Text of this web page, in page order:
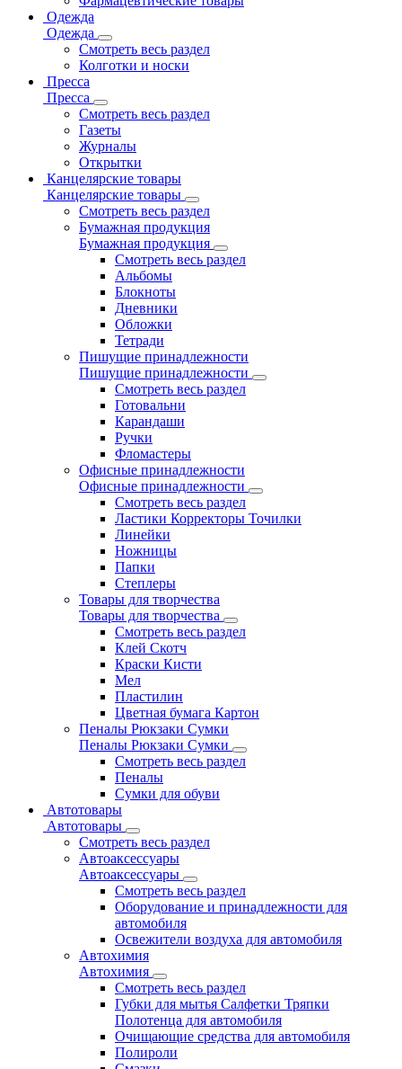
Одежда
Одежда
Смотреть весь раздел
Колготки и носки
Пресса
Пресса
Смотреть весь раздел
Газеты
Журналы
Открытки
Канцелярские товары
Канцелярские товары
Смотреть весь раздел
Бумажная продукция
Бумажная продукция
Смотреть весь раздел
Альбомы
Блокноты
Дневники
Обложки
Тетради
Пишущие принадлежности
Пишущие принадлежности
Смотреть весь раздел
Готовальни
Карандаши
Ручки
Фломастеры
Офисные принадлежности
Офисные принадлежности
Смотреть весь раздел
Ластики Корректоры Точилки
Линейки
Ножницы
Папки
Степлеры
Товары для творчества
Товары для творчества
Смотреть весь раздел
Клей Скотч
Краски Кисти
Мел
Пластилин
Цветная бумага Картон
Пеналы Рюкзаки Сумки
Пеналы Рюкзаки Сумки
Смотреть весь раздел
Пеналы
Сумки для обуви
Автотовары
Автотовары
Смотреть весь раздел
Автоаксессуары
Автоаксессуары
Смотреть весь раздел
Оборудование и принадлежности для
автомобиля
Освежители воздуха для автомобиля
Автохимия
Автохимия
Смотреть весь раздел
Губки для мытья Салфетки Тряпки
Полотенца для автомобиля
Очищающие средства для автомобиля
Полироли